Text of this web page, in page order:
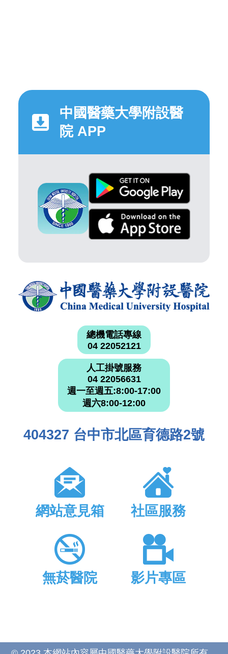
中國醫藥大學附設醫
院 APP
總機電話專線
04 22052121
人工掛號服務
04 22056631
週一至週五:8:00-17:00
週六8:00-12:00
404327 台中市北區育德路2號
網站意見箱 社區服務
無菸醫院 影片專區